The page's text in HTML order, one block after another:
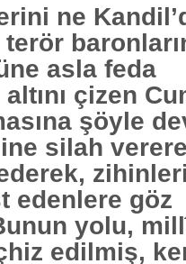
ne
asla feda
çizen
şöyle
silah
edenlere göz
yolu,
edilmiş,